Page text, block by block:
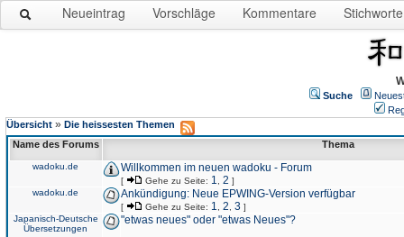
Neueintrag Vorschläge Kommentare Stichworte
Suche
Übersicht » Die heissesten Themen
Name des Forums
Thema
wadoku.de Willkommen im neuen wadoku - Forum
[ Gehe zu Seite: 1 2 ]
wadoku.de
Ankündigung: Neue EPWING-Version verfügbar
[ Gehe zu Seite: 1 2 3 ]
Japanisch-Deutsche
Übersetzungen
"etwas neues" oder "etwas Neues"?